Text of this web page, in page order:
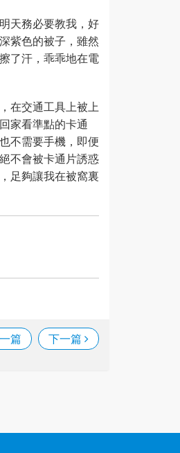
天務必要教我，好
紫色的被子，雖然
了汗，乖乖地在電
在交通工具上被上
家看準點的卡通
不需要手機，即便
不會被卡通片誘惑
足夠讓我在被窩裏
篇 下一篇